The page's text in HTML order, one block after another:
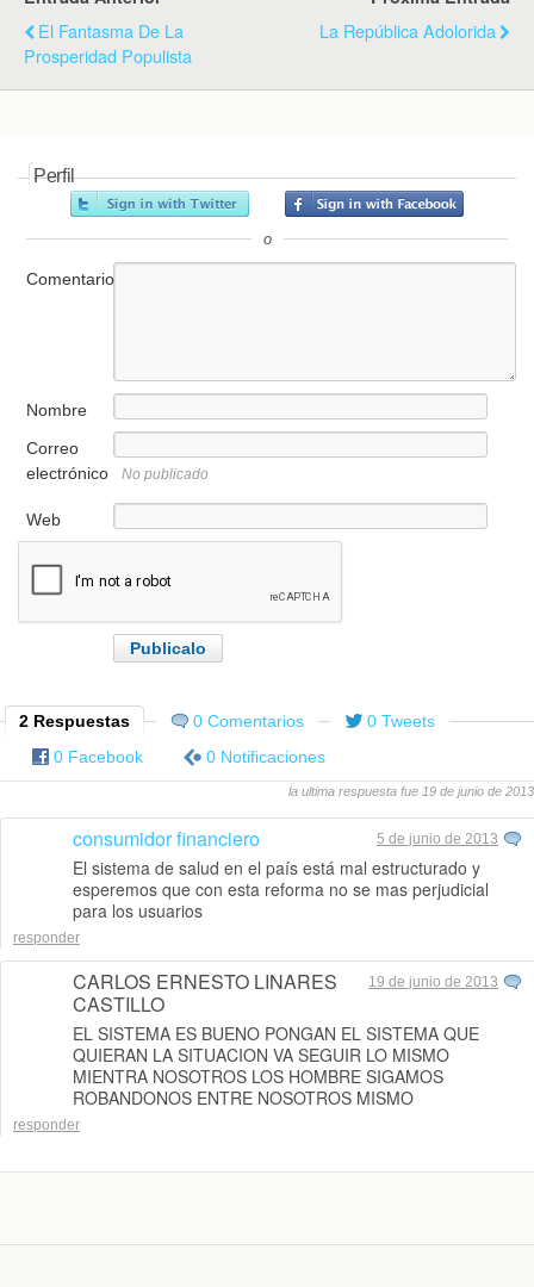
El Fantasma De La
Prosperidad Populista
La República Adolorida
Perfil
o
Comentario
Nombre
Correo
electrónico
No publicado
Web
2 Respuestas 0 Comentarios
0 Tweets
0 Facebook
0 Notificaciones
la ultima respuesta fue 19 de junio de 2013
consumidor financiero 5 de junio de 2013
El sistema de salud en el país está mal estructurado y
esperemos que con esta reforma no se mas perjudicial
para los usuarios
responder
CARLOS ERNESTO LINARES
CASTILLO
19 de junio de 2013
EL SISTEMA ES BUENO PONGAN EL SISTEMA QUE
QUIERAN LA SITUACION VA SEGUIR LO MISMO
MIENTRA NOSOTROS LOS HOMBRE SIGAMOS
ROBANDONOS ENTRE NOSOTROS MISMO
responder